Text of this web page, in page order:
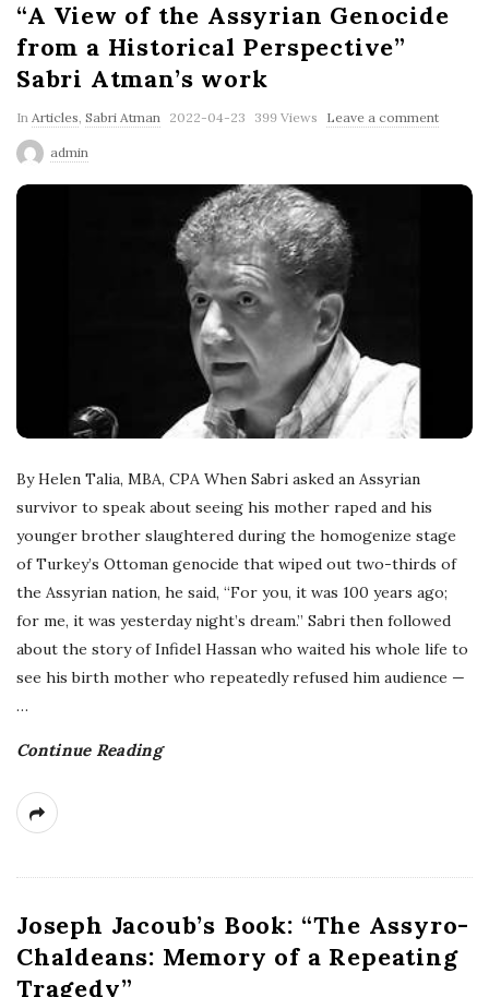
“A View of the Assyrian Genocide
from a Historical Perspective”
Sabri Atman’s work
In Articles Sabri Atman
P
2022-04-23 399 Views Leave a comment
admin
By Helen Talia, MBA, CPA When Sabri asked an Assyrian
survivor to speak about seeing his mother raped and his
younger brother slaughtered during the homogenize stage
of Turkey’s Ottoman genocide that wiped out two-thirds of
the Assyrian nation, he said, “For you, it was 100 years ago;
for me, it was yesterday night’s dream.” Sabri then followed
about the story of Infidel Hassan who waited his whole life to
see his birth mother who repeatedly refused him audience —
…
Continue Reading
Joseph Jacoub’s Book: “The Assyro-
Chaldeans: Memory of a Repeating
Tragedy”